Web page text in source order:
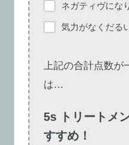
ネガティヴにな
気力がなくだる
上記の合計点数が
は…
5s トリートメ
すすめ！